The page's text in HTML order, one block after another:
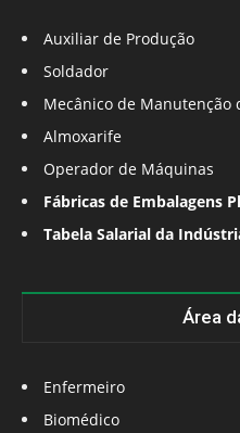
Auxiliar de Produção
Soldador
Mecânico de Manutenção
Almoxarife
Operador de Máquinas
Fábricas de Embalagens
Tabela Salarial da
Área
Enfermeiro
Biomédico